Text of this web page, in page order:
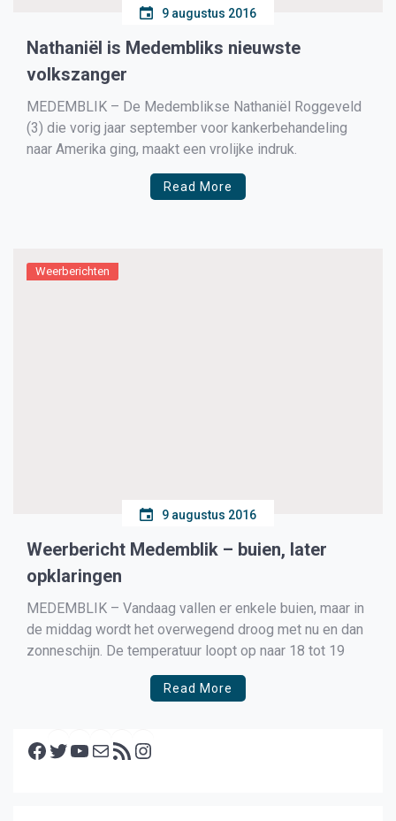
9 augustus 2016
Nathaniël is Medembliks nieuwste
volkszanger
MEDEMBLIK – De Medemblikse Nathaniël Roggeveld
(3) die vorig jaar september voor kankerbehandeling
naar Amerika ging, maakt een vrolijke indruk.
Read More
Weerberichten
9 augustus 2016
Weerbericht Medemblik – buien, later
opklaringen
MEDEMBLIK – Vandaag vallen er enkele buien, maar in
de middag wordt het overwegend droog met nu en dan
zonneschijn. De temperatuur loopt op naar 18 tot 19
Read More
Facebook Twitter YouTube E-mail RSS feed